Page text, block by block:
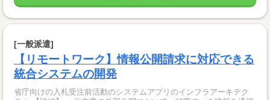
[一般派遣]
【リモートワーク】情報公開請求に対応できる
統合システムの開発
省庁向けの入札受注前活動のシステムアプリのインフラアーキテク